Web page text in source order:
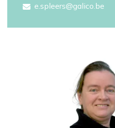
e.spleers@galico.be